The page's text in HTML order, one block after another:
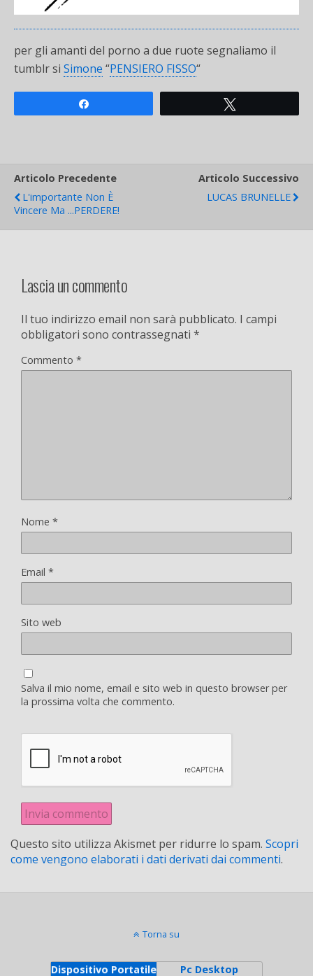
per gli amanti del porno a due ruote segnaliamo il
tumblr si Simone “PENSIERO FISSO“
Articolo Precedente
L'importante Non È
Vincere Ma ...PERDERE!
Articolo Successivo
LUCAS BRUNELLE
Lascia un commento
Il tuo indirizzo email non sarà pubblicato. I campi
obbligatori sono contrassegnati *
Commento *
Nome *
Email *
Sito web
Salva il mio nome, email e sito web in questo browser per
la prossima volta che commento.
Questo sito utilizza Akismet per ridurre lo spam. Scopri
come vengono elaborati i dati derivati dai commenti.
Torna su
Dispositivo Portatile Pc Desktop